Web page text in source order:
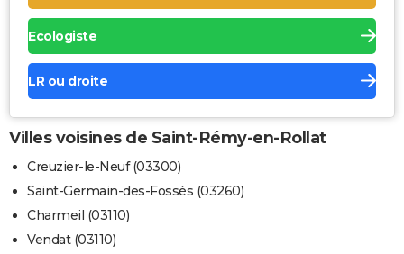
Ecologiste
LR ou droite
Villes voisines de Saint-Rémy-en-Rollat
Creuzier-le-Neuf (03300)
Saint-Germain-des-Fossés (03260)
Charmeil (03110)
Vendat (03110)